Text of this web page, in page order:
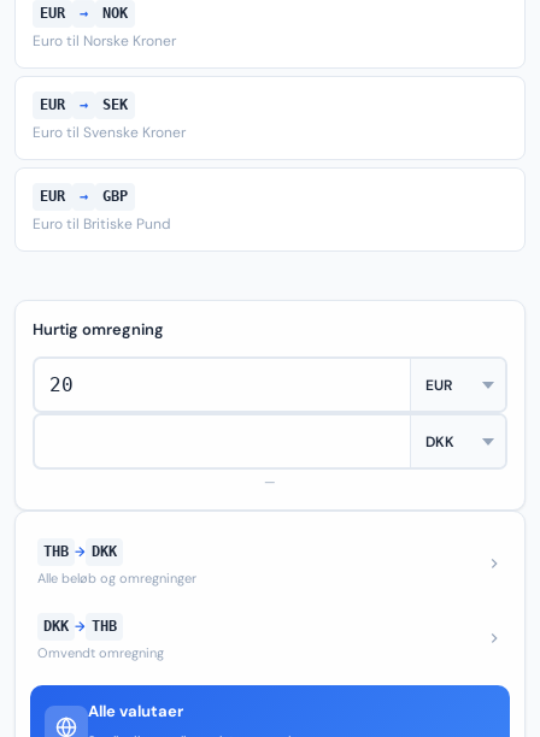
EUR → NOK
Euro til Norske Kroner
EUR → SEK
Euro til Svenske Kroner
EUR → GBP
Euro til Britiske Pund
Hurtig omregning
—
THB → DKK
Alle beløb og omregninger
DKK → THB
Omvendt omregning
Alle valutaer